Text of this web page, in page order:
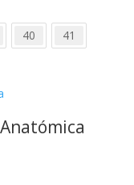
40 41